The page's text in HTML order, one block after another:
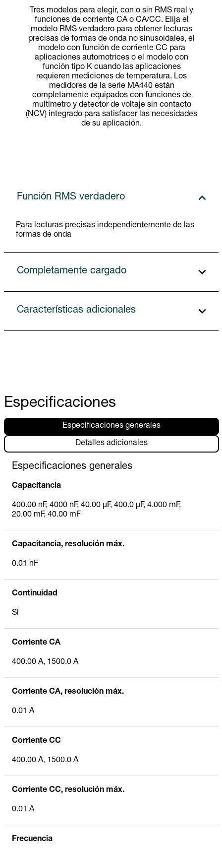
Tres modelos para elegir, con o sin RMS real y
funciones de corriente CA o CA/CC. Elija el
modelo RMS verdadero para obtener lecturas
precisas de formas de onda no sinusoidales, el
modelo con función de corriente CC para
aplicaciones automotrices o el modelo con
función tipo K cuando las aplicaciones
requieren mediciones de temperatura. Los
medidores de la serie MA440 están
completamente equipados con funciones de
multímetro y detector de voltaje sin contacto
(NCV) integrado para satisfacer las necesidades
de su aplicación.
Función RMS verdadero
Para lecturas precisas independientemente de las
formas de onda
Completamente cargado
Características adicionales
Especificaciones
Especificaciones generales
Detalles adicionales
Especificaciones generales
Capacitancia
400.00 nF, 4000 nF, 40.00 µF, 400.0 µF, 4.000 mF,
20.00 mF, 40.00 mF
Capacitancia, resolución máx.
0.01 nF
Continuidad
Sí
Corriente CA
400.00 A, 1500.0 A
Corriente CA, resolución máx.
0.01 A
Corriente CC
400.00 A, 1500.0 A
Corriente CC, resolución máx.
0.01 A
Frecuencia